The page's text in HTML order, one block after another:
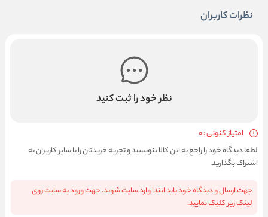
نظرات کاربران
نظر خود را ثبت کنید
امتیاز کنونی : 0
لطفا دیدگاه خود را راجع به این کالا بنویسید و تجربه خریدتان را با سایر کاربران به
اشتراک بگذارید.
جهت ارسال و دیدگاه خود باید ابتدا وارد سایت شوید. جهت ورود به سایت روی
لینک زیر کلیک نمایید.